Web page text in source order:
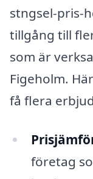
stngsel-pris-
tillgång till
som är
Figeholm.
få flera
företag